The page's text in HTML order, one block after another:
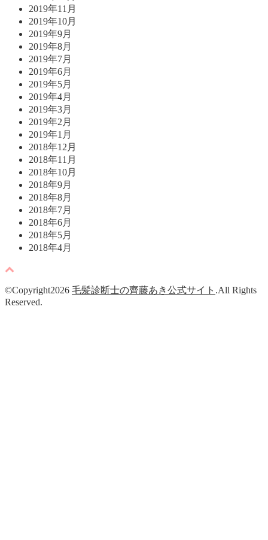
2019年11月
2019年10月
2019年9月
2019年8月
2019年7月
2019年6月
2019年5月
2019年4月
2019年3月
2019年2月
2019年1月
2018年12月
2018年11月
2018年10月
2018年9月
2018年8月
2018年7月
2018年6月
2018年5月
2018年4月
©Copyright2026 毛髪診断士の齊藤あき公式サイト .All Rights
Reserved.